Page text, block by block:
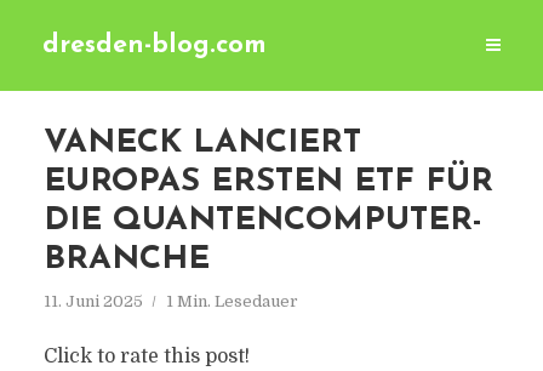
dresden-blog.com
VANECK LANCIERT
EUROPAS ERSTEN ETF FÜR
DIE QUANTENCOMPUTER-
BRANCHE
11. Juni 2025 1 Min. Lesedauer
Click to rate this post!